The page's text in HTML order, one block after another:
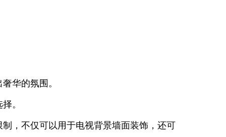
华的氛围。
。
，不仅可以用于电视背景墙面装饰，还可